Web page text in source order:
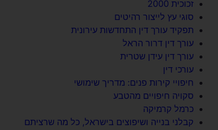
זכוכית 2000
סוגי עץ לייצור רהיטים
תפקיד עורך דין התחדשות עירונית
עורך דין דרור הראל
עורך דין עידן שטרית
עורכי דין
חיפויי קירות פנים: מדריך שימושי
סקויה חיפויים מהטבע
כרמל קרמיקה
קבלני בנייה ושיפוצים בישראל, כל מה שרציתם